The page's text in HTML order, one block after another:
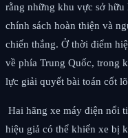
rằng những khu vực sở
chính sách hoàn thiện và
chiến thắng. Ở thời điểm
về phía Trung Quốc, trong
lực giải quyết bài toán cốt
Hai hãng xe máy điện nổi
hiệu giả có thể khiến xe bị